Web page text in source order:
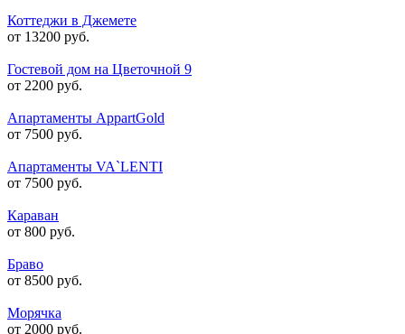
Коттеджи в Джемете
от 13200 руб.
Гостевой дом на Цветочной 9
от 2200 руб.
Апартаменты AppartGold
от 7500 руб.
Апартаменты VA`LENTI
от 7500 руб.
Караван
от 800 руб.
Браво
от 8500 руб.
Морячка
от 2000 руб.